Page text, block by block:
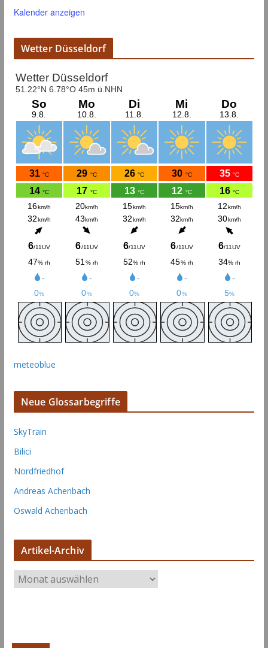
Kalender anzeigen
Wetter Düsseldorf
meteoblue
Neue Glossarbegriffe
SkyTrain
Bilici
Nordfriedhof
Andreas Achenbach
Oswald Achenbach
Artikel-Archiv
r